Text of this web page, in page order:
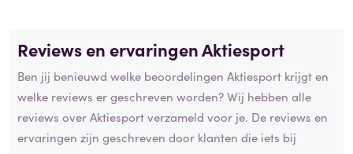
Reviews en ervaringen Aktiesport
Ben jij benieuwd welke beoordelingen Aktiesport krijgt en
welke reviews er geschreven worden? Wij hebben alle
reviews over Aktiesport verzameld voor je. De reviews en
ervaringen zijn geschreven door klanten die iets bij